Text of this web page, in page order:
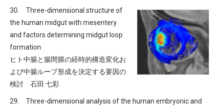
30. Three-dimensional structure of
the human midgut with mesentery
and factors determining midgut loop
formation
ヒト中腸と腸間膜の経時的構造変化お
よび中腸ループ形成を決定する要因の
検討 石田 七彩
29. Three-dimensional analysis of the human embryonic and